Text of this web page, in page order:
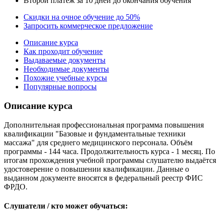
Скидки на очное обучение до 50%
Запросить коммерческое предложение
Описание курса
Как проходит обучение
Выдаваемые документы
Необходимые документы
Похожие учебные курсы
Популярные вопросы
Описание курса
Дополнительная профессиональная программа повышения
квалификации "Базовые и фундаментальные техники
массажа" для среднего медицинского персонала. Объём
программы - 144 часа. Продолжительность курса - 1 месяц. По
итогам прохождения учебной программы слушателю выдаётся
удостоверение о повышении квалификации. Данные о
выданном документе вносятся в федеральный реестр ФИС
ФРДО.
Слушатели / кто может обучаться: